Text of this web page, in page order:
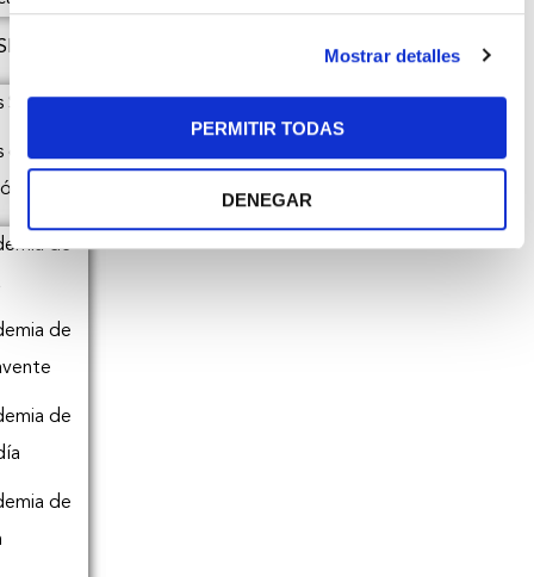
Mostrar detalles
PERMITIR TODAS
DENEGAR
Somos
de
de
de
de
de